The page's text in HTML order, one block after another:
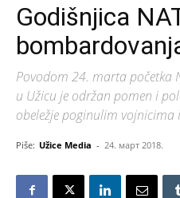
Godišnjica
Povodom 24. marta početka
u Užicu je održan pomen i
obeležje poginulim vojnicima
Piše: Užice Media - 24. март 2018.